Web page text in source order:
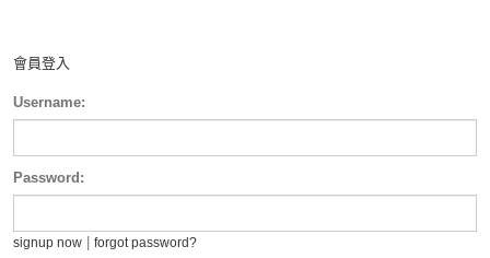
會員登入
Username:
Password:
signup now forgot password?